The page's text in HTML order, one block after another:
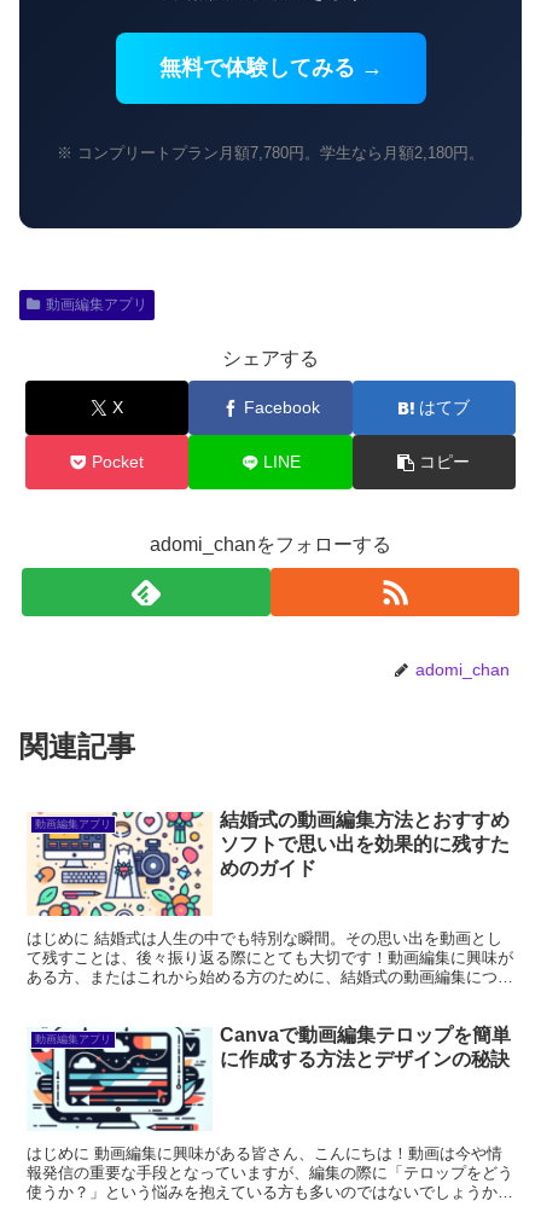
無料で体験してみる →
※ コンプリートプラン月額7,780円。学生なら月額2,180円。
動画編集アプリ
シェアする
X Facebook はてブ
Pocket LINE コピー
adomi_chanをフォローする
adomi_chan
関連記事
動画編集アプリ
結婚式の動画編集方法とおすすめ
ソフトで思い出を効果的に残すた
めのガイド
はじめに 結婚式は人生の中でも特別な瞬間。その思い出を動画とし
て残すことは、後々振り返る際にとても大切です！動画編集に興味が
ある方、またはこれから始める方のために、結婚式の動画編集につい
動画編集アプリ
Canvaで動画編集テロップを簡単
に作成する方法とデザインの秘訣
はじめに 動画編集に興味がある皆さん、こんにちは！動画は今や情
報発信の重要な手段となっていますが、編集の際に「テロップをどう
使うか？」という悩みを抱えている方も多いのではないでしょうか？